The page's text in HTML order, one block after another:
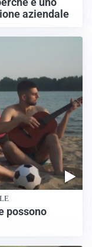
è uno
aziendale
possono